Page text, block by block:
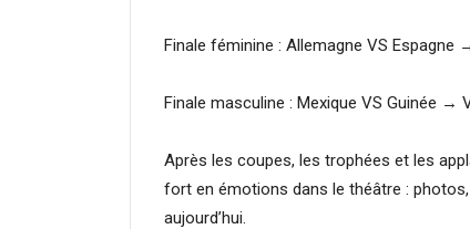
Finale féminine : Allemagne VS Espagne
Finale masculine : Mexique VS Guinée →
Après les coupes, les trophées et les
fort en émotions dans le théâtre :
aujourd’hui.